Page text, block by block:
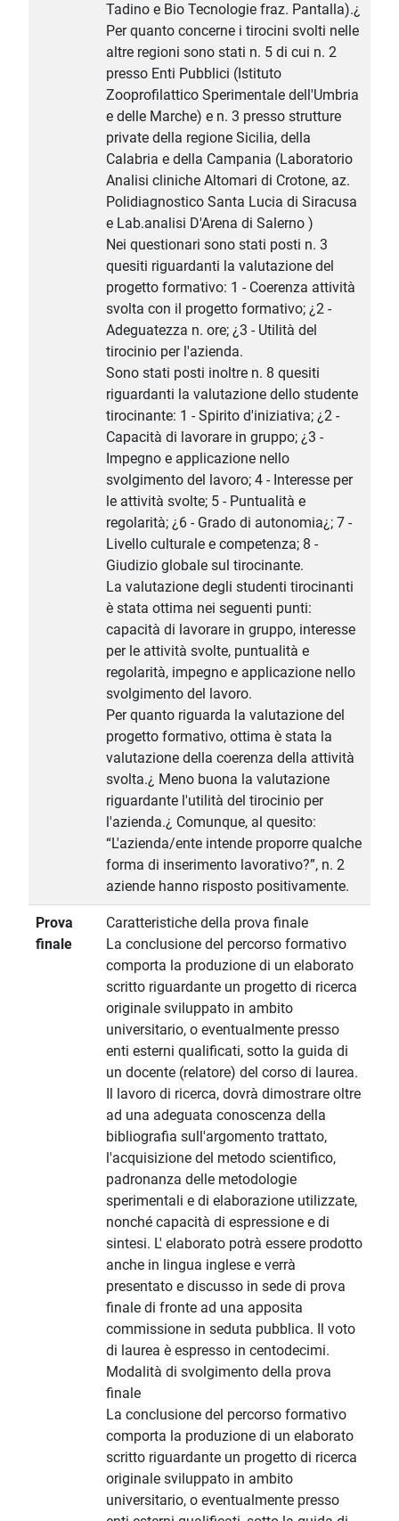
Tadino e Bio Tecnologie fraz. Pantalla).¿
Per quanto concerne i tirocini svolti nelle
altre regioni sono stati n. 5 di cui n. 2
presso Enti Pubblici (Istituto
Zooprofilattico Sperimentale dell'Umbria
e delle Marche) e n. 3 presso strutture
private della regione Sicilia, della
Calabria e della Campania (Laboratorio
Analisi cliniche Altomari di Crotone, az.
Polidiagnostico Santa Lucia di Siracusa
e Lab.analisi D'Arena di Salerno )
Nei questionari sono stati posti n. 3
quesiti riguardanti la valutazione del
progetto formativo: 1 - Coerenza attività
svolta con il progetto formativo; ¿2 -
Adeguatezza n. ore; ¿3 - Utilità del
tirocinio per l'azienda.
Sono stati posti inoltre n. 8 quesiti
riguardanti la valutazione dello studente
tirocinante: 1 - Spirito d'iniziativa; ¿2 -
Capacità di lavorare in gruppo; ¿3 -
Impegno e applicazione nello
svolgimento del lavoro; 4 - Interesse per
le attività svolte; 5 - Puntualità e
regolarità; ¿6 - Grado di autonomia¿; 7 -
Livello culturale e competenza; 8 -
Giudizio globale sul tirocinante.
La valutazione degli studenti tirocinanti
è stata ottima nei seguenti punti:
capacità di lavorare in gruppo, interesse
per le attività svolte, puntualità e
regolarità, impegno e applicazione nello
svolgimento del lavoro.
Per quanto riguarda la valutazione del
progetto formativo, ottima è stata la
valutazione della coerenza della attività
svolta.¿ Meno buona la valutazione
riguardante l'utilità del tirocinio per
l'azienda.¿ Comunque, al quesito:
“L'azienda/ente intende proporre qualche
forma di inserimento lavorativo?”, n. 2
aziende hanno risposto positivamente.
Prova
finale
Caratteristiche della prova finale
La conclusione del percorso formativo
comporta la produzione di un elaborato
scritto riguardante un progetto di ricerca
originale sviluppato in ambito
universitario, o eventualmente presso
enti esterni qualificati, sotto la guida di
un docente (relatore) del corso di laurea.
Il lavoro di ricerca, dovrà dimostrare oltre
ad una adeguata conoscenza della
bibliografia sull'argomento trattato,
l'acquisizione del metodo scientifico,
padronanza delle metodologie
sperimentali e di elaborazione utilizzate,
nonché capacità di espressione e di
sintesi. L' elaborato potrà essere prodotto
anche in lingua inglese e verrà
presentato e discusso in sede di prova
finale di fronte ad una apposita
commissione in seduta pubblica. Il voto
di laurea è espresso in centodecimi.
Modalità di svolgimento della prova
finale
La conclusione del percorso formativo
comporta la produzione di un elaborato
scritto riguardante un progetto di ricerca
originale sviluppato in ambito
universitario, o eventualmente presso